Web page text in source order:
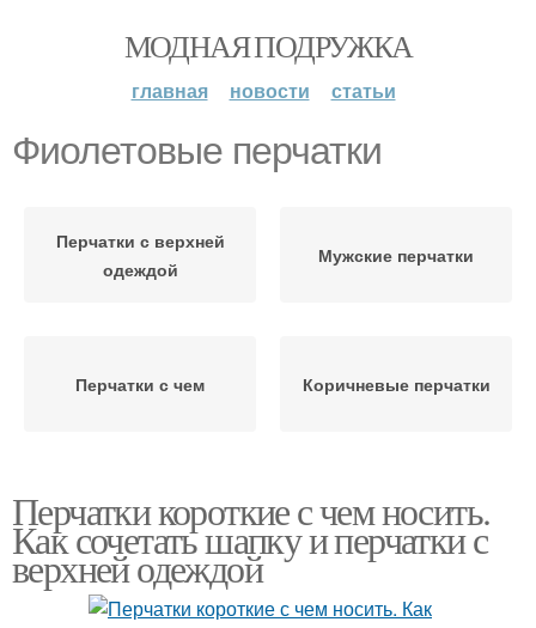
МОДНАЯ ПОДРУЖКА
главная новости статьи
Фиолетовые перчатки
Перчатки с верхней
одеждой
Мужские перчатки
Перчатки с чем Коричневые перчатки
Перчатки короткие с чем носить.
Как сочетать шапку и перчатки с
верхней одеждой